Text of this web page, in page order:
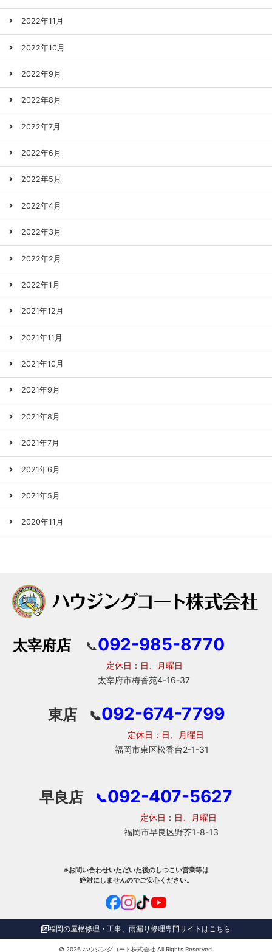
2022年11月
2022年10月
2022年9月
2022年8月
2022年7月
2022年6月
2022年5月
2022年4月
2022年3月
2022年2月
2022年1月
2021年12月
2021年11月
2021年10月
2021年9月
2021年8月
2021年7月
2021年6月
2021年5月
2020年11月
太宰府店 📞092-985-8770
定休日：日、月曜日
太宰府市梅香苑4-16-37
東店 📞092-674-7799
定休日：日、月曜日
福岡市東区松香台2-1-31
早良店 📞092-407-5627
定休日：日、月曜日
福岡市早良区野芥1-8-13
※お問い合わせいただいた後のしつこい営業等は
絶対にしませんのでご安心ください。
福岡の屋根修理・工事、雨漏り修理専門サイトはこちら
© 2026 ハウジングコート株式会社All Rights Reserved.